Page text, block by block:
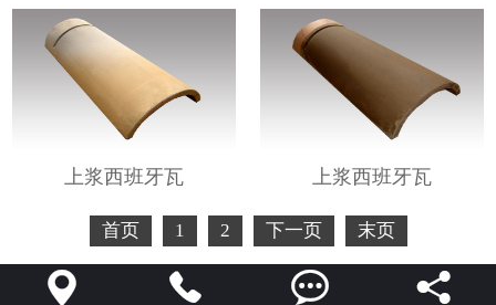
上浆西班牙瓦 上浆西班牙瓦
首页 1 2 下一页 末页
   